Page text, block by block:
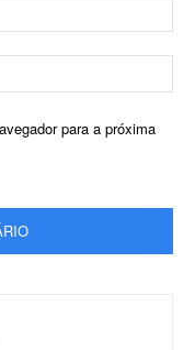
para a próxima